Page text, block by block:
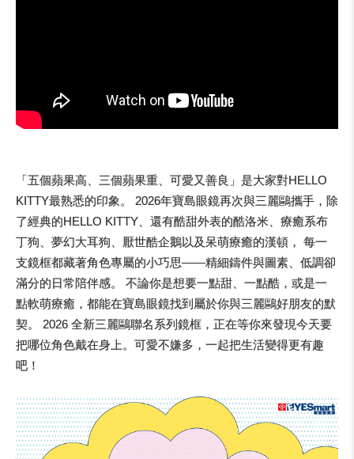
「五個蘋果高、三個蘋果重、可愛又善良」是大家對HELLO
KITTY最熟悉的印象。 2026年寶島眼鏡再次與三麗鷗攜手，除
了經典的HELLO KITTY、還有酷甜外表的酷洛米、療癒系布
丁狗、夢幻大耳狗、厭世酷企鵝以及呆萌療癒的漢頓， 每一
支鏡框都藏著角色專屬的小巧思——精細鑄件與圖素、低調卻
滿分的日常陪伴感。 不論你是想要一點甜、一點酷，或是一
點軟萌療癒，都能在寶島眼鏡找到屬於你與三麗鷗好朋友的默
契。 2026 全新三麗鷗聯名系列鏡框，正在等你來發現今天要
把哪位角色戴在身上。可愛不嫌多，一起把生活變得更有趣
吧！